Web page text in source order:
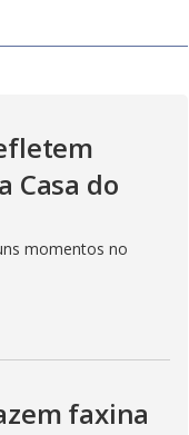
Casa do
momentos no
faxina